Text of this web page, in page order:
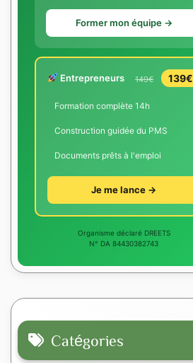
Former mon équipe →
Entrepreneurs 149€ 139€
Formation complète 14h
Construction guidée du PMS
Documents prêts à l'emploi
Je me lance →
Organisme déclaré DREETS
N° DA 84430382743
Catégories